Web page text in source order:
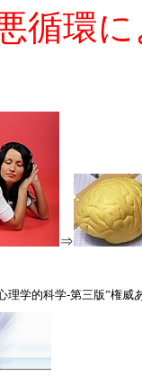
循環
⇒
理学的科学-第三版”権